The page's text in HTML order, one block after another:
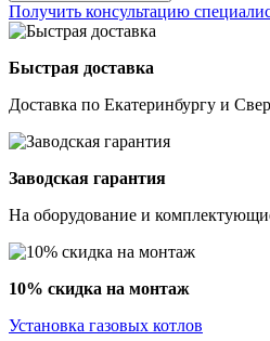
Получить консультацию
Быстрая доставка
Доставка по Екатеринбургу и
Заводская гарантия
На оборудование и
10% скидка на монтаж
Установка газовых котлов